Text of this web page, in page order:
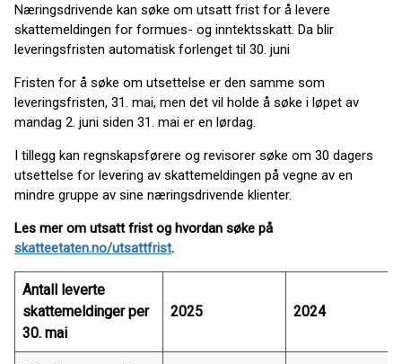
Næringsdrivende kan søke om utsatt frist for å levere
skattemeldingen for formues- og inntektsskatt. Da blir
leveringsfristen automatisk forlenget til 30. juni
Fristen for å søke om utsettelse er den samme som
leveringsfristen, 31. mai, men det vil holde å søke i løpet av
mandag 2. juni siden 31. mai er en lørdag.
I tillegg kan regnskapsførere og revisorer søke om 30 dagers
utsettelse for levering av skattemeldingen på vegne av en
mindre gruppe av sine næringsdrivende klienter.
Les mer om utsatt frist og hvordan søke på
skatteetaten.no/utsattfrist.
Antall leverte
skattemeldinger per
30. mai
2025 2024